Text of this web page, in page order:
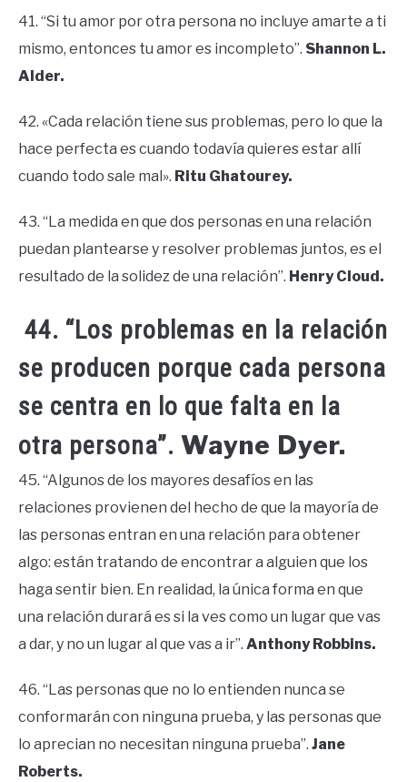
41. “Si tu amor por otra persona no incluye amarte a ti
mismo, entonces tu amor es incompleto”. Shannon L.
Alder.
42. «Cada relación tiene sus problemas, pero lo que la
hace perfecta es cuando todavía quieres estar allí
cuando todo sale mal». Ritu Ghatourey.
43. “La medida en que dos personas en una relación
puedan plantearse y resolver problemas juntos, es el
resultado de la solidez de una relación”. Henry Cloud.
44. “Los problemas en la relación
se producen porque cada persona
se centra en lo que falta en la
otra persona”. Wayne Dyer.
45. “Algunos de los mayores desafíos en las
relaciones provienen del hecho de que la mayoría de
las personas entran en una relación para obtener
algo: están tratando de encontrar a alguien que los
haga sentir bien. En realidad, la única forma en que
una relación durará es si la ves como un lugar que vas
a dar, y no un lugar al que vas a ir”. Anthony Robbins.
46. “Las personas que no lo entienden nunca se
conformarán con ninguna prueba, y las personas que
lo aprecian no necesitan ninguna prueba”. Jane
Roberts.